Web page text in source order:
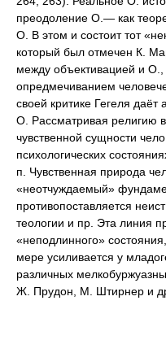
преодоление О.— как
О. В этом и состоит тот
который был отмечен К.
между объективацией и О.,
опредмечиванием
своей критике Гегеля
О. Рассматривая религию
чувственной сущности
психологических
п. Чувственная природа
«неотчуждаемый»
противопоставляется
теологии и пр. Эта линия
«неподлинного»
мере усиливается у
различных
Ж. Прудон, М. Штирнер и